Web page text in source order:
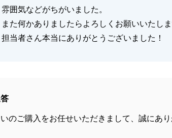
雰囲気などがちがいました。
また何かありましたらよろしくお願いいたしま
担当者さん本当にありがとうございました！
のご購入をお任せいただきまして、誠にあ